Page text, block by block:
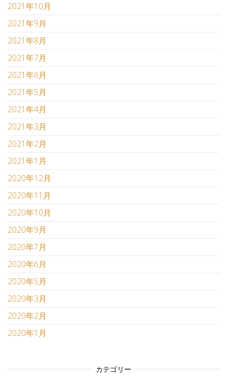
2021年10月
2021年9月
2021年8月
2021年7月
2021年6月
2021年5月
2021年4月
2021年3月
2021年2月
2021年1月
2020年12月
2020年11月
2020年10月
2020年9月
2020年7月
2020年6月
2020年5月
2020年3月
2020年2月
2020年1月
カテゴリー